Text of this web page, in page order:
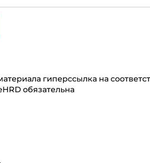
гиперссылка на
обязательна